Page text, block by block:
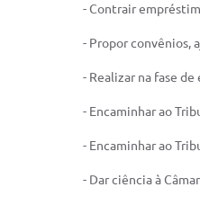
- Contrair
- Propor convênios,
- Realizar na fase
- Encaminhar ao
- Encaminhar ao
- Dar ciência à